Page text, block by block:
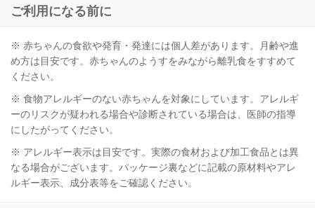
ご利用になる前に
※ 赤ちゃんの食欲や発育・発達には個人差があります。月齢や進
め方は目安です。赤ちゃんのようすをみながら離乳食をすすめて
ください。
※ 食物アレルギーのない赤ちゃんを対象にしています。アレルギ
ーのリスクが疑われる場合や診断されている場合は、医師の指導
にしたがってください。
※ アレルギー表示は目安です。実際の食材および加工食品とは異
なる場合がございます。パッケージ裏などに記載の原材料やアレ
ルギー表示、成分表等をご確認ください。